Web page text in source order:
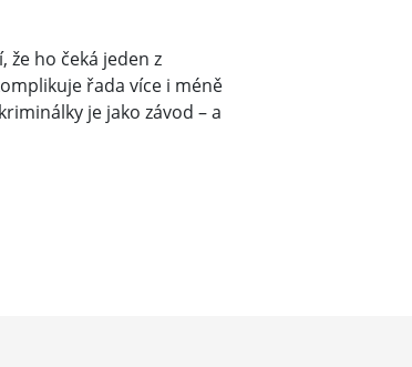
ho čeká jeden z
řada více i méně
je jako závod – a